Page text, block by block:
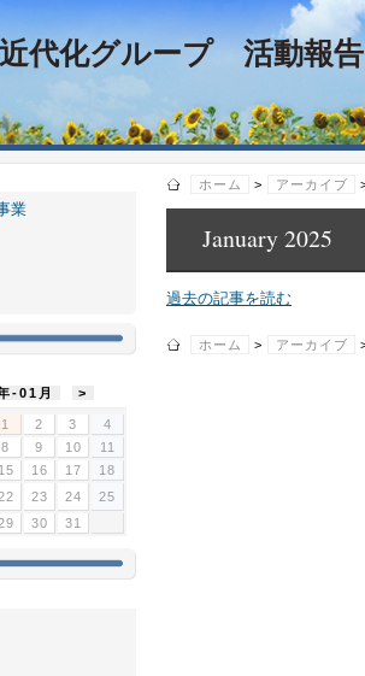
代化グループ 活動報告
ホーム > アーカイブ
January 2025
過去の記事を読む
ホーム > アーカイブ
業
-01月 >
1 2 3
4
8 9 10
11
15 16 17
18
23 24
25
30 31